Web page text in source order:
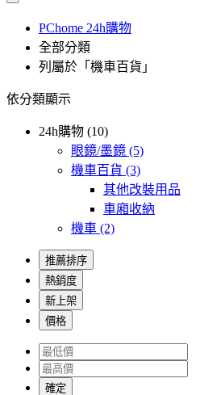
PChome 24h購物
全部分類
列屬於「機車百貨」
依分類顯示
24h購物 (10)
眼鏡/墨鏡 (5)
機車百貨 (3)
其他改裝用品
車廂收納
機車 (2)
推薦排序
熱銷度
新上架
價格
確定